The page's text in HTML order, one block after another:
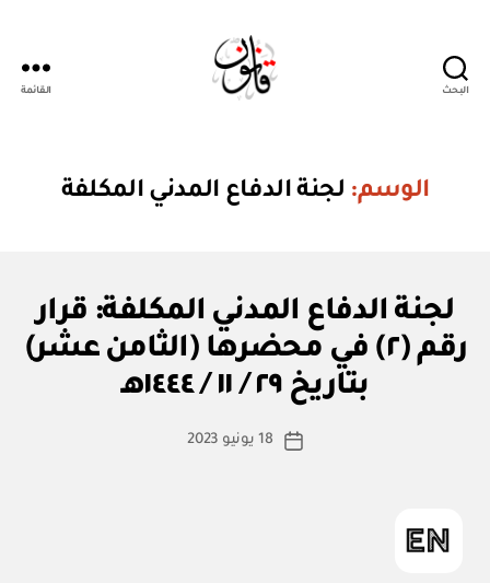
البحث القائمة
الوسم: لجنة الدفاع المدني المكلفة
التصنيفات
ار
و
لجنة الدفاع المدني المكلفة: قرار
رقم (٢) في محضرها (الثامن عشر)
بتاريخ ٢٩ / ١١ / ١٤٤٤هـ
كاتب
بو
س
ة
تاريخ
18 يونيو 2023